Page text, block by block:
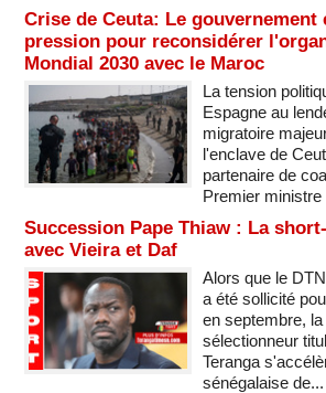
Crise de Ceuta: Le gouvernement
pression pour reconsidérer
Mondial 2030 avec le Maroc
La tension
Espagne au
migratoire
l'enclave de
partenaire de
Premier
Succession Pape Thiaw : La
avec Vieira et Daf
Alors que le
a été sollicité
en septembre,
sélectionneur
Teranga
sénégalaise de...